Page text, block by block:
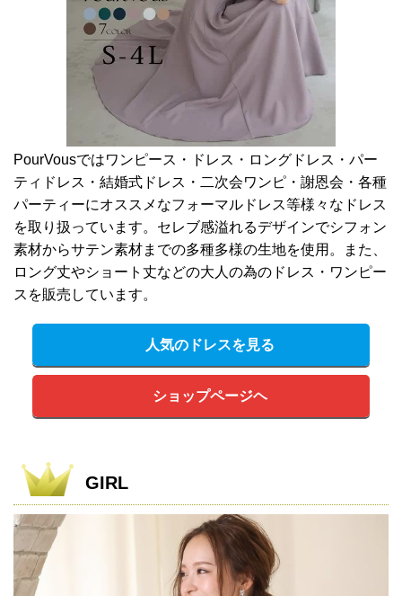
PourVousではワンピース・ドレス・ロングドレス・パー
ティドレス・結婚式ドレス・二次会ワンピ・謝恩会・各種
パーティーにオススメなフォーマルドレス等様々なドレス
を取り扱っています。セレブ感溢れるデザインでシフォン
素材からサテン素材までの多種多様の生地を使用。また、
ロング丈やショート丈などの大人の為のドレス・ワンピー
スを販売しています。
人気のドレスを見る
ショップページヘ
GIRL